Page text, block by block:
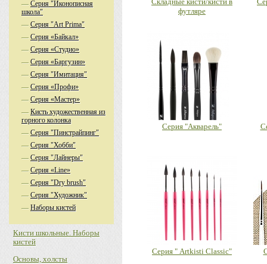
футляре
Серия "Акварель"
Серия " Artkisti Classic"
—Серия "Иконописная
школа"
—Серия "Аrt Prima"
—Серия «Байкал»
—Серия «Студио»
—Серия «Баргузин»
—Серия "Имитация"
—Серия «Профи»
—Серия «Мастер»
—Кисть художественная из
горного колонка
—Серия "Пинстрайпинг"
—Серия "Хобби"
—Серия "Лайнеры"
—Серия «Line»
—Серия "Dry brush"
—Серия "Художник"
—Наборы кистей
Кисти школьные. Наборы
кистей
Основы, холсты